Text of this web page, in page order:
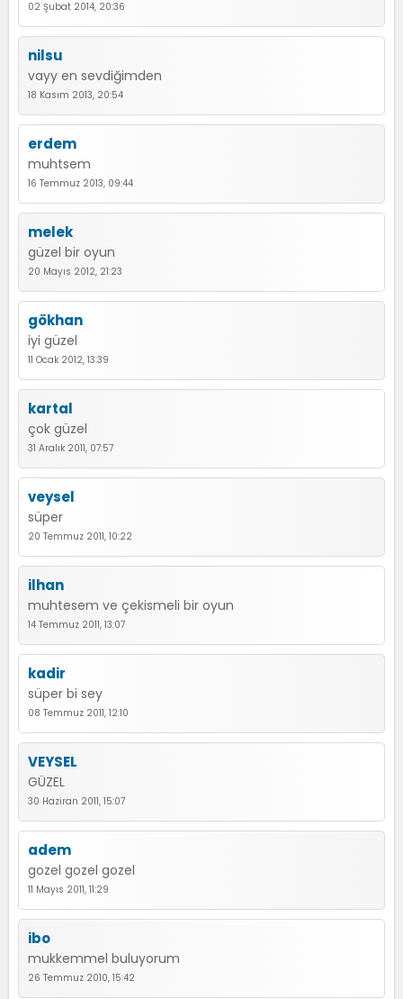
02 Şubat 2014, 20:36
nilsu
vayy en sevdiğimden
18 Kasım 2013, 20:54
erdem
muhtsem
16 Temmuz 2013, 09:44
melek
güzel bir oyun
20 Mayıs 2012, 21:23
gökhan
iyi güzel
11 Ocak 2012, 13:39
kartal
çok güzel
31 Aralık 2011, 07:57
veysel
süper
20 Temmuz 2011, 10:22
ilhan
muhtesem ve çekismeli bir oyun
14 Temmuz 2011, 13:07
kadir
süper bi sey
08 Temmuz 2011, 12:10
VEYSEL
GÜZEL
30 Haziran 2011, 15:07
adem
gozel gozel gozel
11 Mayıs 2011, 11:29
ibo
mukkemmel buluyorum
26 Temmuz 2010, 15:42